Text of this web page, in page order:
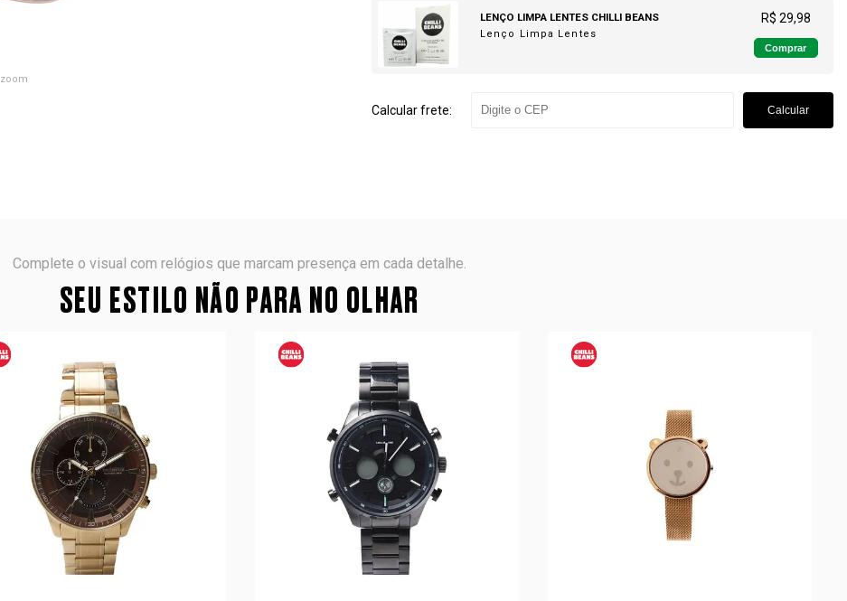
zoom
LENÇO LIMPA LENTES CHILLI BEANS
Lenço Limpa Lentes
R$ 29,98
Comprar
Calcular frete: Calcular
Complete o visual com relógios que marcam presença em cada detalhe.
SEU ESTILO NÃO PARA NO OLHAR